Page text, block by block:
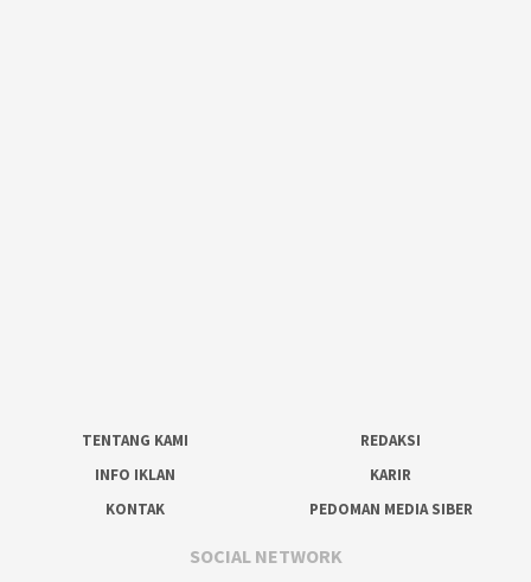
TENTANG KAMI
REDAKSI
INFO IKLAN
KARIR
KONTAK
PEDOMAN MEDIA SIBER
SOCIAL NETWORK